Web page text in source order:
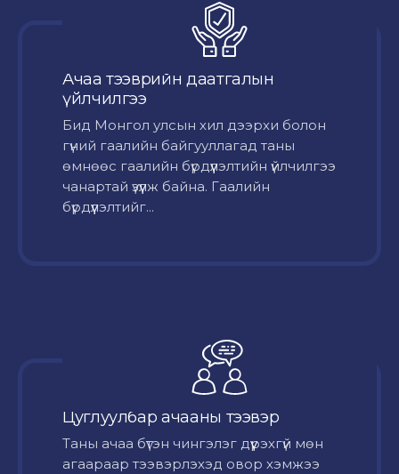
Ачаа тээврийн даатгалын
үйлчилгээ
Бид Монгол улсын хил дээрхи болон
гүний гаалийн байгууллагад таны
өмнөөс гаалийн бүрдүүлэлтийн үйлчилгээ
чанартай үзүүлж байна. Гаалийн
бүрдүүлэлтийг...
Цуглуулбар ачааны тээвэр
Таны ачаа бүтэн чингэлэг дүүрэхгүй мөн
агаараар тээвэрлэхэд овор хэмжээ